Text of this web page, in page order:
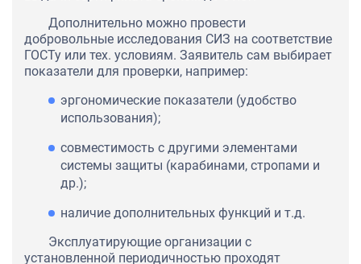
Дополнительно можно провести
добровольные исследования СИЗ на соответствие
ГОСТу или тех. условиям. Заявитель сам выбирает
показатели для проверки, например:
эргономические показатели (удобство
использования);
совместимость с другими элементами
системы защиты (карабинами, стропами и
др.);
наличие дополнительных функций и т.д.
Эксплуатирующие организации с
установленной периодичностью проходят